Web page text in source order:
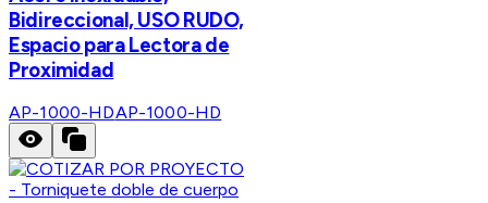
Bidireccional, USO RUDO,
Espacio para Lectora de
Proximidad
AP-1000-HDAP-1000-HD